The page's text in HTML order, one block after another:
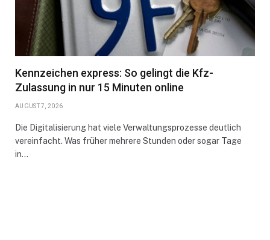
Kennzeichen express: So gelingt die Kfz-
Zulassung in nur 15 Minuten online
AUGUST 7, 2026
Die Digitalisierung hat viele Verwaltungsprozesse deutlich
vereinfacht. Was früher mehrere Stunden oder sogar Tage
in…